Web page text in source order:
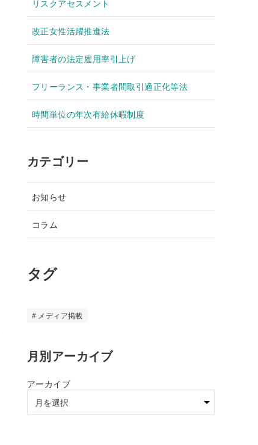
改正女性活躍推進法
障害者の法定雇用率引上げ
フリーランス・事業者間取引適正化等法
時間単位の年次有給休暇制度
カテゴリー
お知らせ
コラム
タグ
メディア掲載
月別アーカイブ
アーカイブ